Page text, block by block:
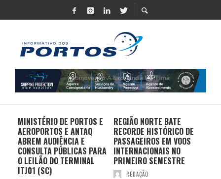
MINISTÉRIO DE PORTOS E
AEROPORTOS E ANTAQ
ABREM AUDIÊNCIA E
CONSULTA PÚBLICAS PARA
O LEILÃO DO TERMINAL
ITJ01 (SC)
REGIÃO NORTE BATE
RECORDE HISTÓRICO DE
PASSAGEIROS EM VOOS
INTERNACIONAIS NO
PRIMEIRO SEMESTRE
REDAÇÃO